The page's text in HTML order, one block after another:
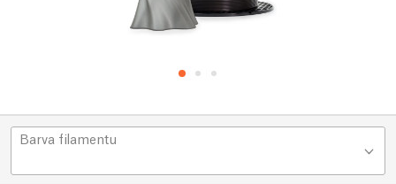
Barva filamentu